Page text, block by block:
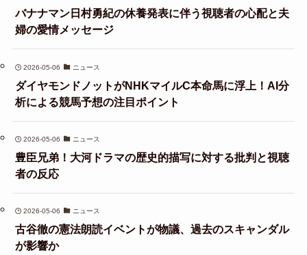
バナナマン日村勇紀の休養発表に伴う視聴者の心配と夫
婦の愛情メッセージ
2026-05-06 ニュース
ダイヤモンドノットがNHKマイルC本命馬に浮上！AI分
析による競馬予想の注目ポイント
2026-05-06 ニュース
豊臣兄弟！大河ドラマの歴史的描写に対する批判と視聴
者の反応
2026-05-06 ニュース
古谷徹の憲法朗読イベントが物議、過去のスキャンダル
が影響か